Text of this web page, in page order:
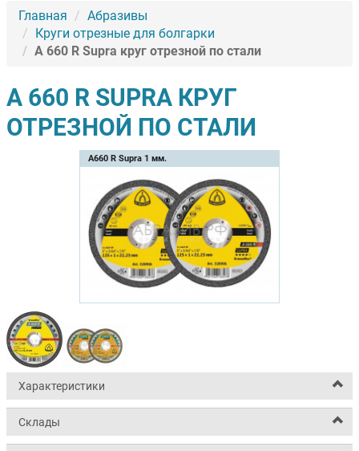
Главная
Абразивы
Круги отрезные для болгарки
A 660 R Supra круг отрезной по стали
A 660 R SUPRA КРУГ
ОТРЕЗНОЙ ПО СТАЛИ
A660 R Supra 1 мм.
Характеристики
Склады